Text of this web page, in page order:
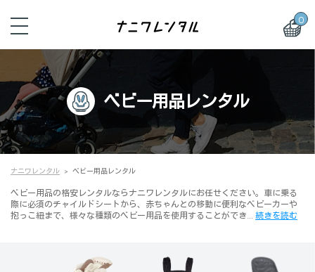
0
ベビー用品レンタル
ナニワレンタル ベビー用品レンタル
ベビー用品の格安レンタルならナニワレンタルにお任せください。車に乗る
際に必須のチャイルドシートから、赤ちゃんとの移動に便利なベビーカーや
抱っこ紐まで、様々な種類のベビー用品を使用することができ… 続きを読む